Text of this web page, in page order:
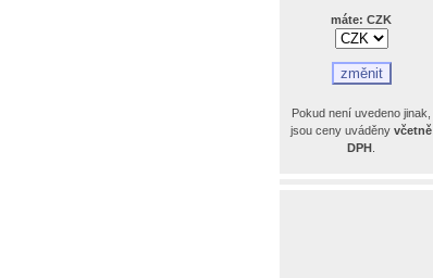
máte: CZK
Pokud není uvedeno jinak,
jsou ceny uváděny včetně
DPH